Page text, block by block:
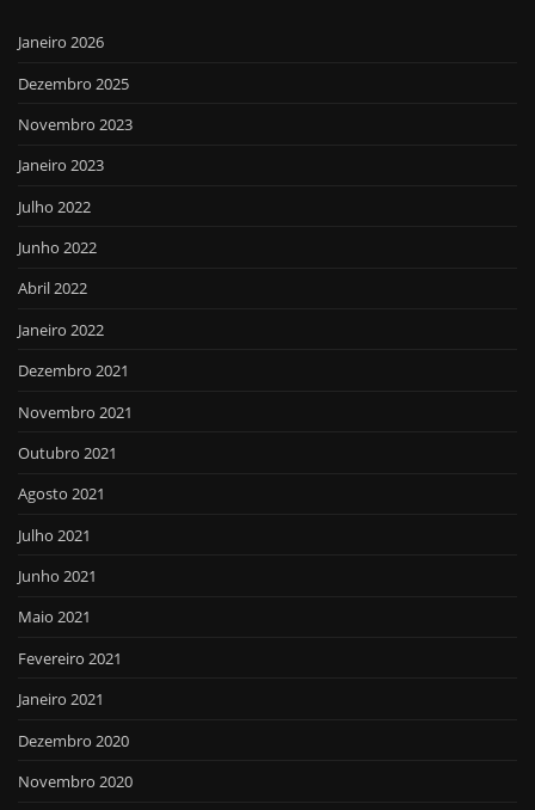
Janeiro 2026
Dezembro 2025
Novembro 2023
Janeiro 2023
Julho 2022
Junho 2022
Abril 2022
Janeiro 2022
Dezembro 2021
Novembro 2021
Outubro 2021
Agosto 2021
Julho 2021
Junho 2021
Maio 2021
Fevereiro 2021
Janeiro 2021
Dezembro 2020
Novembro 2020